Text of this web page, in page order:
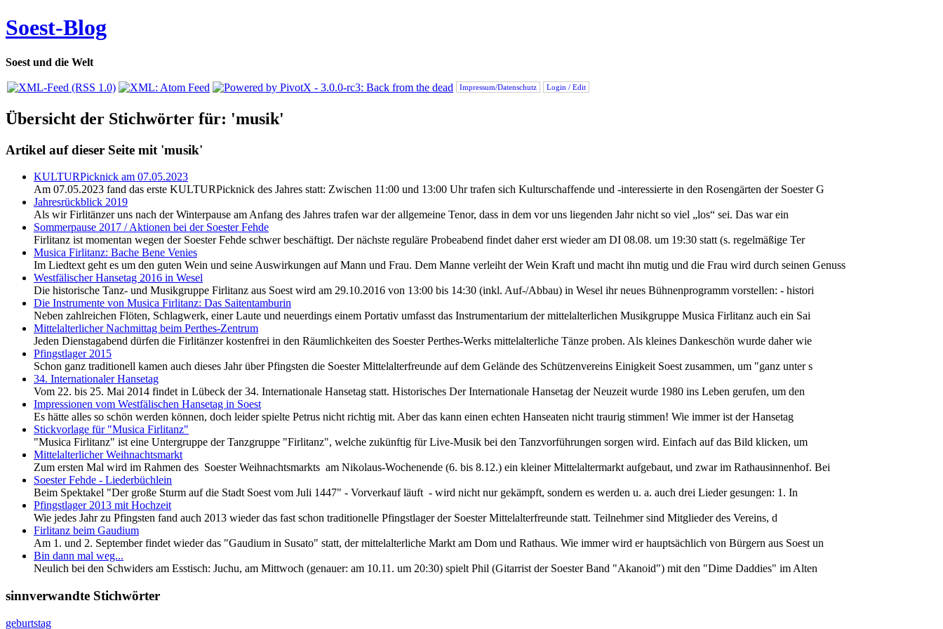
Soest-Blog
Soest und die Welt
Impressum/Datenschutz Login / Edit
Übersicht der Stichwörter für: 'musik'
Artikel auf dieser Seite mit 'musik'
KULTURPicknick am 07.05.2023
Am 07.05.2023 fand das erste KULTURPicknick des Jahres statt: Zwischen 11:00 und 13:00 Uhr trafen sich Kulturschaffende und -interessierte in den Rosengärten der Soester G
Jahresrückblick 2019
Als wir Firlitänzer uns nach der Winterpause am Anfang des Jahres trafen war der allgemeine Tenor, dass in dem vor uns liegenden Jahr nicht so viel „los“ sei. Das war ein
Sommerpause 2017 / Aktionen bei der Soester Fehde
Firlitanz ist momentan wegen der Soester Fehde schwer beschäftigt. Der nächste reguläre Probeabend findet daher erst wieder am DI 08.08. um 19:30 statt (s. regelmäßige Ter
Musica Firlitanz: Bache Bene Venies
Im Liedtext geht es um den guten Wein und seine Auswirkungen auf Mann und Frau. Dem Manne verleiht der Wein Kraft und macht ihn mutig und die Frau wird durch seinen Genuss
Westfälischer Hansetag 2016 in Wesel
Die historische Tanz- und Musikgruppe Firlitanz aus Soest wird am 29.10.2016 von 13:00 bis 14:30 (inkl. Auf-/Abbau) in Wesel ihr neues Bühnenprogramm vorstellen: - histori
Die Instrumente von Musica Firlitanz: Das Saitentamburin
Neben zahlreichen Flöten, Schlagwerk, einer Laute und neuerdings einem Portativ umfasst das Instrumentarium der mittelalterlichen Musikgruppe Musica Firlitanz auch ein Sai
Mittelalterlicher Nachmittag beim Perthes-Zentrum
Jeden Dienstagabend dürfen die Firlitänzer kostenfrei in den Räumlichkeiten des Soester Perthes-Werks mittelalterliche Tänze proben. Als kleines Dankeschön wurde daher wie
Pfingstlager 2015
Schon ganz traditionell kamen auch dieses Jahr über Pfingsten die Soester Mittelalterfreunde auf dem Gelände des Schützenvereins Einigkeit Soest zusammen, um "ganz unter s
34. Internationaler Hansetag
Vom 22. bis 25. Mai 2014 findet in Lübeck der 34. Internationale Hansetag statt. Historisches Der Internationale Hansetag der Neuzeit wurde 1980 ins Leben gerufen, um den
Impressionen vom Westfälischen Hansetag in Soest
Es hätte alles so schön werden können, doch leider spielte Petrus nicht richtig mit. Aber das kann einen echten Hanseaten nicht traurig stimmen! Wie immer ist der Hansetag
Stickvorlage für "Musica Firlitanz"
"Musica Firlitanz" ist eine Untergruppe der Tanzgruppe "Firlitanz", welche zukünftig für Live-Musik bei den Tanzvorführungen sorgen wird. Einfach auf das Bild klicken, um
Mittelalterlicher Weihnachtsmarkt
Zum ersten Mal wird im Rahmen des Soester Weihnachtsmarkts am Nikolaus-Wochenende (6. bis 8.12.) ein kleiner Mittelaltermarkt aufgebaut, und zwar im Rathausinnenhof. Bei
Soester Fehde - Liederbüchlein
Beim Spektakel "Der große Sturm auf die Stadt Soest vom Juli 1447" - Vorverkauf läuft - wird nicht nur gekämpft, sondern es werden u. a. auch drei Lieder gesungen: 1. In
Pfingstlager 2013 mit Hochzeit
Wie jedes Jahr zu Pfingsten fand auch 2013 wieder das fast schon traditionelle Pfingstlager der Soester Mittelalterfreunde statt. Teilnehmer sind Mitglieder des Vereins, d
Firlitanz beim Gaudium
Am 1. und 2. September findet wieder das "Gaudium in Susato" statt, der mittelalterliche Markt am Dom und Rathaus. Wie immer wird er hauptsächlich von Bürgern aus Soest un
Bin dann mal weg...
Neulich bei den Schwiders am Esstisch: Juchu, am Mittwoch (genauer: am 10.11. um 20:30) spielt Phil (Gitarrist der Soester Band "Akanoid") mit den "Dime Daddies" im Alten
sinnverwandte Stichwörter
geburtstag